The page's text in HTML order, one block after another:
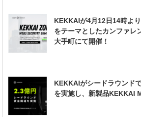
KEKKAIが4月12日14時よ
をテーマとしたカンファレ
大手町にて開催！
KEKKAIがシードラウンド
を実施し、新製品KEKKAI